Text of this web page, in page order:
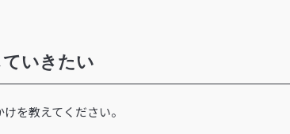
いきたい
を教えてください。